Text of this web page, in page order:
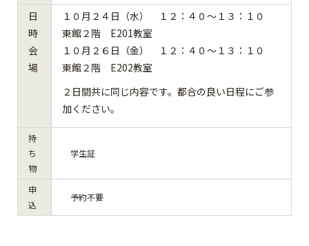
日
時
会
場
１０月２４日（水） １２：４０～１３：１０
東館２階 E201教室
１０月２６日（金） １２：４０～１３：１０
東館２階 E202教室
２日間共に同じ内容です。都合の良い日程にご参
加ください。
持
ち
物
学生証
申
込
予約不要